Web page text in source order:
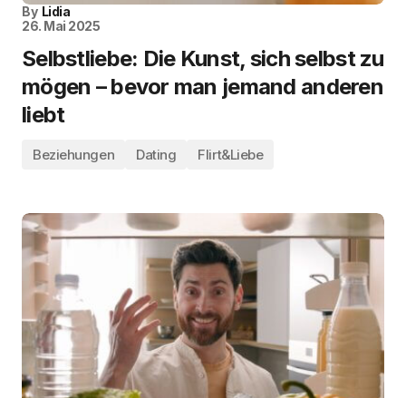
By Lidia
26. Mai 2025
Selbstliebe: Die Kunst, sich selbst zu
mögen – bevor man jemand anderen
liebt
Beziehungen Dating Flirt&Liebe